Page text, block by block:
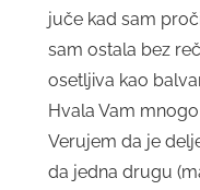
juče kad sam
sam ostala bez
osetljiva kao
Hvala Vam
Verujem da je
da jedna drugu